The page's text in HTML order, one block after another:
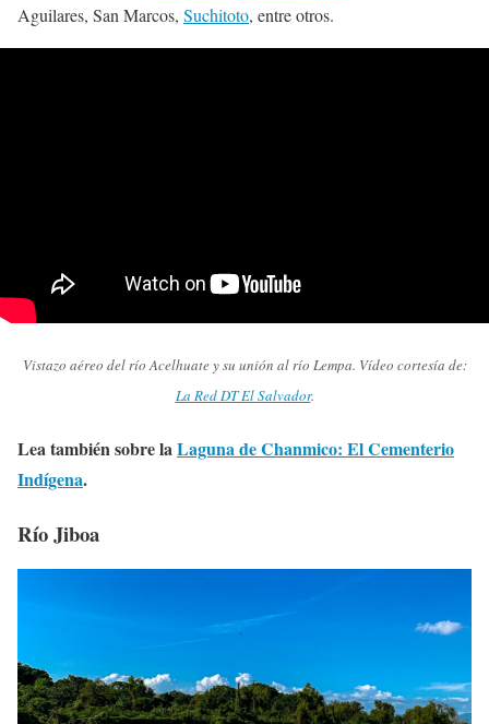
Aguilares, San Marcos, Suchitoto, entre otros.
Vistazo aéreo del río Acelhuate y su unión al río Lempa. Vídeo cortesía de:
La Red DT El Salvador.
Lea también sobre laLaguna de Chanmico: El Cementerio
Indígena.
Río Jiboa